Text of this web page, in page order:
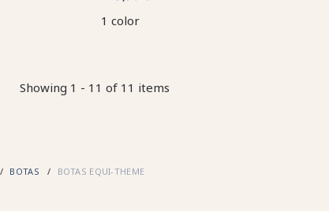
1 color
Showing 1 - 11 of 11 items
BOTAS BOTAS EQUI-THEME